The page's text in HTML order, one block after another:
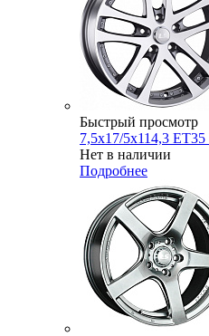
Быстрый просмотр
7,5x17/5x114,3
Нет в наличии
Подробнее